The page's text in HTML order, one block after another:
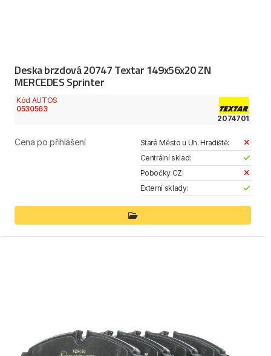
Deska brzdová 20747 Textar 149x56x20 ZN
MERCEDES Sprinter
Kód AUTOS
0530563
2074701
Cena po přihlášení
Staré Město u Uh. Hradiště:
Centrální sklad:
Pobočky CZ:
Externí sklady: